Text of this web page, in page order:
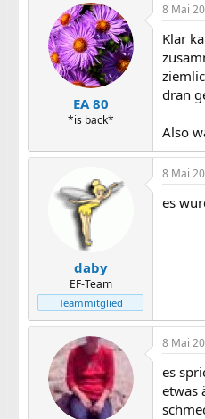
EA 80
*is back*
8 Mai
Klar
dran
Also
daby
EF-Team
Teammitglied
8 Mai
es
8 Mai
es
etwas